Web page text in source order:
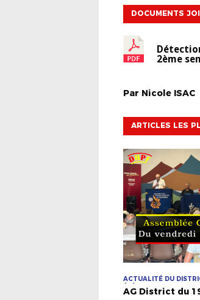
DOCUMENTS
2ème
Par Nicole ISAC
ARTICLES LES
ACTUALITÉ DU
ÉVÈNEMENTS
AG District du